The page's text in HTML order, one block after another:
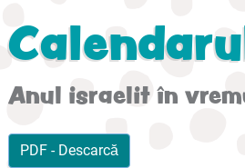
Anul israelit în
PDF - Descarcă